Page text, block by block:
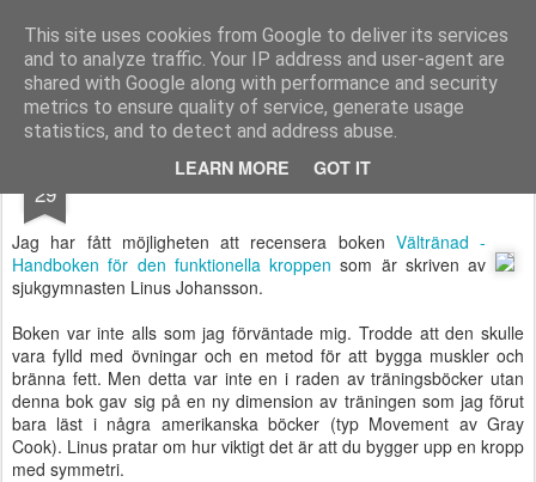
This site uses cookies from Google to deliver its services
and to analyze traffic. Your IP address and user-agent are
shared with Google along with performance and security
metrics to ensure quality of service, generate usage
statistics, and to detect and address abuse.
LEARN MORE GOT IT
Functional Fitness by Mattias - Träningsinspiration & träningsfilmer
Pages
29 Recension - Vältränad
Jag har fått möjligheten att recensera boken Vältränad -
Handboken för den funktionella kroppen som är skriven av
sjukgymnasten Linus Johansson.
Boken var inte alls som jag förväntade mig. Trodde att den skulle
vara fylld med övningar och en metod för att bygga muskler och
bränna fett. Men detta var inte en i raden av träningsböcker utan
denna bok gav sig på en ny dimension av träningen som jag förut
bara läst i några amerikanska böcker (typ Movement av Gray
Cook). Linus pratar om hur viktigt det är att du bygger upp en kropp
med symmetri.